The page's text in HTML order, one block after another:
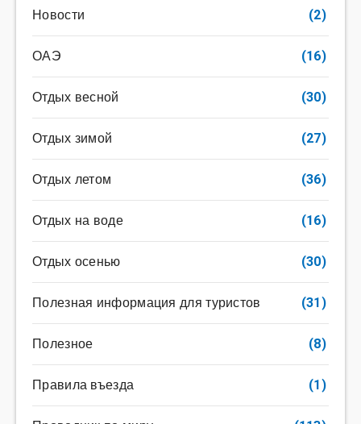
Новости (2)
ОАЭ (16)
Отдых весной (30)
Отдых зимой (27)
Отдых летом (36)
Отдых на воде (16)
Отдых осенью (30)
Полезная информация для туристов (31)
Полезное (8)
Правила въезда (1)